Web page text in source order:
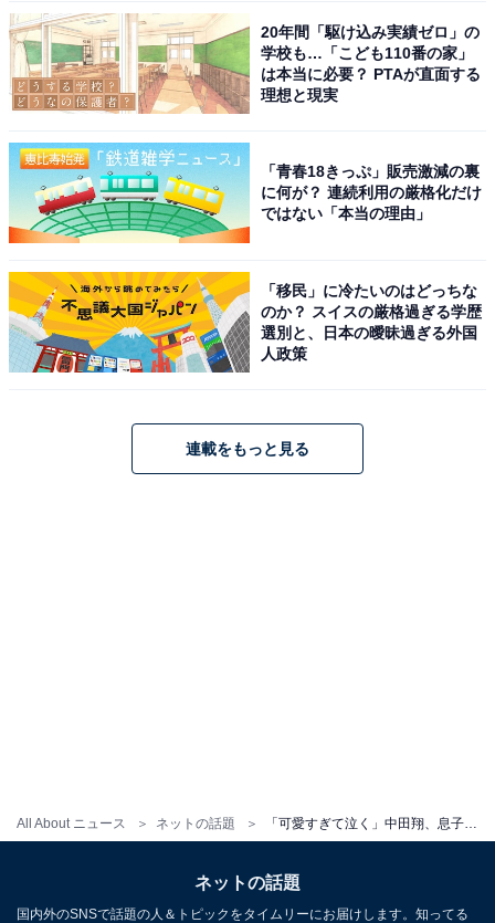
All About ニュース ネットの話題 「可愛すぎて泣く」中田翔、息子のへそ出しショット公開「無邪気で可愛い」「Hermesのクッションも素敵」
20年間「駆け込み実績ゼロ」の
学校も…「こども110番の家」
は本当に必要？ PTAが直面する
理想と現実
「青春18きっぷ」販売激減の裏
に何が？ 連続利用の厳格化だけ
ではない「本当の理由」
「移民」に冷たいのはどっちな
のか？ スイスの厳格過ぎる学歴
選別と、日本の曖昧過ぎる外国
人政策
連載をもっと見る
ネットの話題
国内外のSNSで話題の人＆トピックをタイムリーにお届けします。知ってる